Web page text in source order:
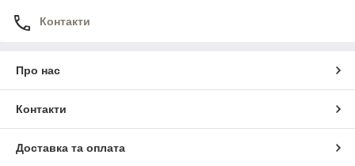
Контакти
Про нас
Контакти
Доставка та оплата